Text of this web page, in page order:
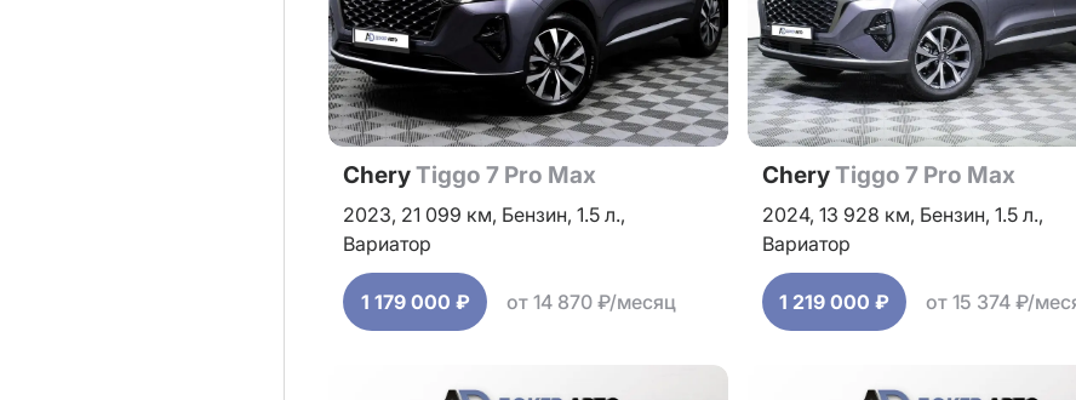
CheryTiggo 7 Pro Max
2023, 21 099 км, Бензин, 1.5 л.,
Вариатор
1 179 000 ₽ от 14 870 ₽/месяц
CheryTiggo 7 Pro Max
2024, 13 928 км, Бензин, 1.5 л.,
Вариатор
1 219 000 ₽ от 15 374 ₽/